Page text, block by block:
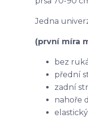
Jedna
(první míra
bez
přední
zadní
nahoře